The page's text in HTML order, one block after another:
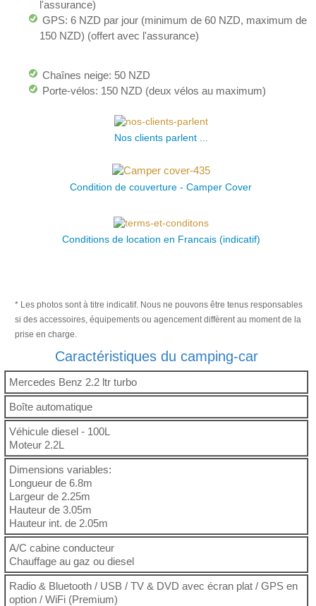
l'assurance)
GPS: 6 NZD par jour (minimum de 60 NZD, maximum de
150 NZD) (offert avec l'assurance)
Chaînes neige: 50 NZD
Porte-vélos: 150 NZD (deux vélos au maximum)
Nos clients parlent ...
Condition de couverture - Camper Cover
Conditions de location en Francais (indicatif)
* Les photos sont à titre indicatif. Nous ne pouvons être tenus responsables
si des accessoires, équipements ou agencement diffèrent au moment de la
prise en charge.
Caractéristiques du camping-car
Mercedes Benz 2.2 ltr turbo
Boîte automatique
Véhicule diesel - 100L
Moteur 2.2L
Dimensions variables:
Longueur de 6.8m
Largeur de 2.25m
Hauteur de 3.05m
Hauteur int. de 2.05m
A/C cabine conducteur
Chauffage au gaz ou diesel
Radio & Bluetooth / USB / TV & DVD avec écran plat / GPS en
option / WiFi (Premium)